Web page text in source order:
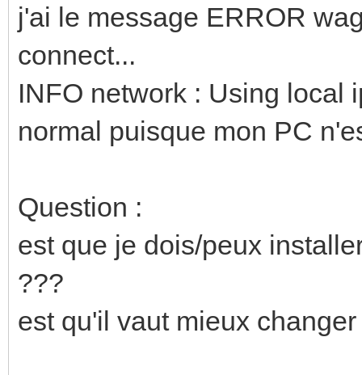
j'ai le message ERROR
connect...
INFO network : Using local
normal puisque mon PC
Question :
est que je dois/peux
???
est qu'il vaut mieux